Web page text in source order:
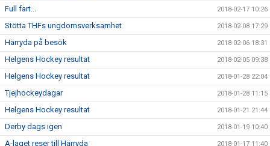
Full fart... 2018-02-17 10:26
Stötta THFs ungdomsverksamhet 2018-02-08 17:29
Härryda på besök 2018-02-06 18:31
Helgens Hockey resultat 2018-02-05 09:38
Helgens Hockey resultat 2018-01-28 22:04
Tjejhockeydagar 2018-01-28 11:15
Helgens Hockey resultat 2018-01-21 21:44
Derby dags igen 2018-01-19 10:40
A-laget reser till Härryda 2018-01-17 11:40